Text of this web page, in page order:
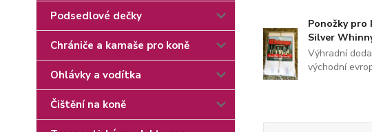
Podsedlové dečky
Chrániče a kamaše pro koně
Ohlávky a vodítka
Čištění na koně
Ponožky pro
Silver
Výhradní
východní